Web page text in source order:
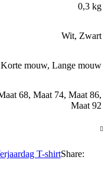
0,3 kg
Wit, Zwart
Korte mouw, Lange mouw
68, Maat 74, Maat 86,
Maat 92
T-shirtShare: